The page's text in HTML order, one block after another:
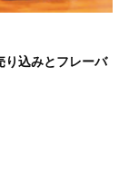
り込みとフレーバ